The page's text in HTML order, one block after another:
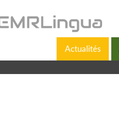
Actualités